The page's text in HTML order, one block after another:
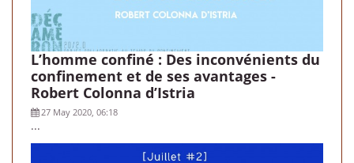
L’homme confiné : Des inconvénients du
confinement et de ses avantages -
Robert Colonna d’Istria
27 May 2020, 06:18
...